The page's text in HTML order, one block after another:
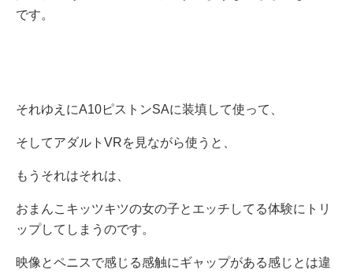
です。
それゆえにA10ピストンSAに装填して使って、
そしてアダルトVRを見ながら使うと、
もうそれはそれは、
おまんこキッツキツの女の子とエッチしてる体験にトリ
ップしてしまうのです。
映像とペニスで感じる感触にギャップがある感じとは違